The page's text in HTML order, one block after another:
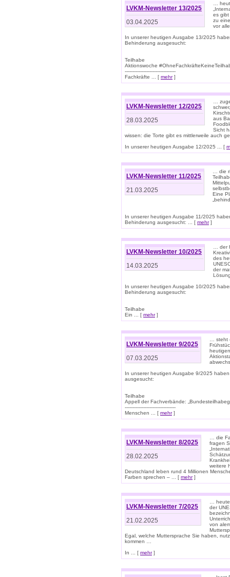
LVKM-Newsletter 13/2025
03.04.2025
…
es gibt
zu
vor
In unserer heutigen Ausgabe 13/2025
Behinderung ausgesucht:
Teilhabe
Aktionswoche
---------------------------------
Fachkräfte ... [ mehr]
LVKM-Newsletter 12/2025
28.03.2025
…
aus
Sicht
wissen: die Torte gibt es mittlerweile auch
In unserer heutigen Ausgabe 12/2025 ... [
LVKM-Newsletter 11/2025
21.03.2025
… die
Eine
In unserer heutigen Ausgabe 11/2025
Behinderung ausgesucht: ... [ mehr]
LVKM-Newsletter 10/2025
14.03.2025
… der
des
der
In unserer heutigen Ausgabe 10/2025
Behinderung ausgesucht:
Teilhabe
Ein ... [ mehr]
LVKM-Newsletter 9/2025
07.03.2025
… steht
In unserer heutigen Ausgabe 9/2025
ausgesucht:
Teilhabe
Appell der Fachverbände:
---------------------------------
Menschen ... [ mehr]
LVKM-Newsletter 8/2025
28.02.2025
… die
fragen
weitere
Deutschland leben rund 4 Millionen
Farben sprechen – ... [ mehr]
LVKM-Newsletter 7/2025
21.02.2025
…
der
von
Egal, welche Muttersprache Sie haben,
kommen …
In ... [ mehr]